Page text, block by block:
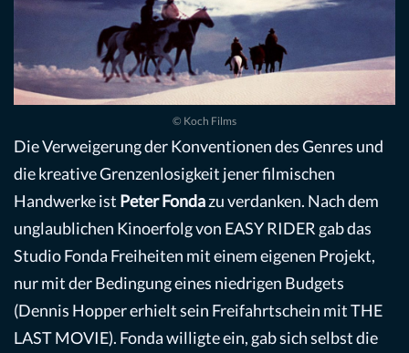
© Koch Films
Die Verweigerung der Konventionen des Genres und
die kreative Grenzenlosigkeit jener filmischen
Handwerke ist Peter Fondazu verdanken. Nach dem
unglaublichen Kinoerfolg von EASY RIDER gab das
Studio Fonda Freiheiten mit einem eigenen Projekt,
nur mit der Bedingung eines niedrigen Budgets
(Dennis Hopper erhielt sein Freifahrtschein mit THE
LAST MOVIE). Fonda willigte ein, gab sich selbst die